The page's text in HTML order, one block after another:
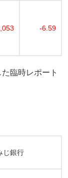
-6.59
臨時レポート
じ銀行